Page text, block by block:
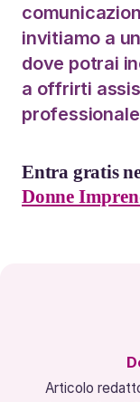
invitiamo a
dove potrai
a offrirti
Entra gratis
Donne
Articolo